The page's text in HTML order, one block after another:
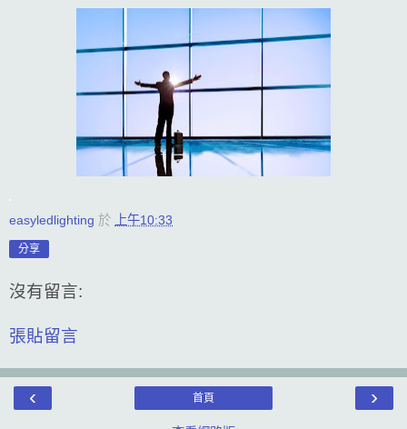
easyledlighting 於 上午10:33
分享
沒有留言:
張貼留言
‹ ›
首頁